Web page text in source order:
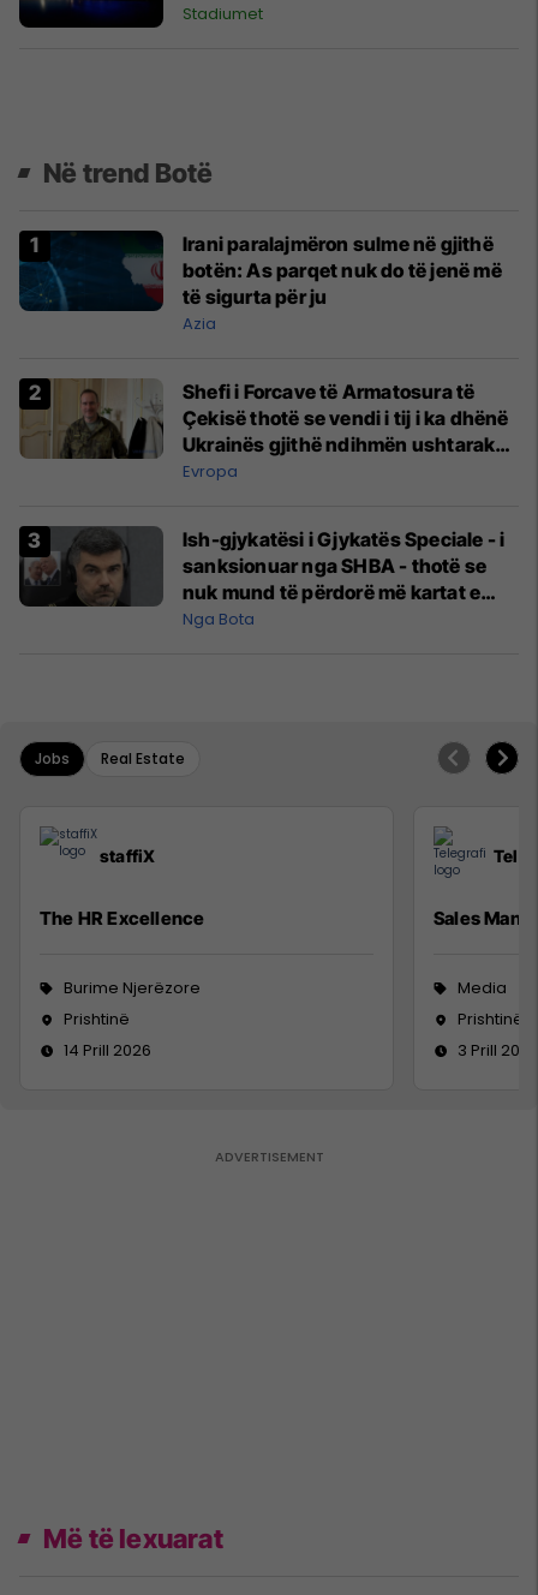
Stadiumet
Në trend Botë
Irani paralajmëron sulme në gjithë
botën: As parqet nuk do të jenë më
të sigurta për ju
Azia
Shefi i Forcave të Armatosura të
Çekisë thotë se vendi i tij i ka dhënë
Ukrainës gjithë ndihmën ushtarake
që mundi
Evropa
Ish-gjykatësi i Gjykatës Speciale - i
sanksionuar nga SHBA - thotë se
nuk mund të përdorë më kartat e
kreditit e as të porositë gjëra në
Nga Bota
Jobs Real Estate
staffiX
The HR Excellence
Burime Njerëzore
Prishtinë
14 Prill 2026
Sales
Media
Prishtinë
3 Prill 2026
Më të lexuarat